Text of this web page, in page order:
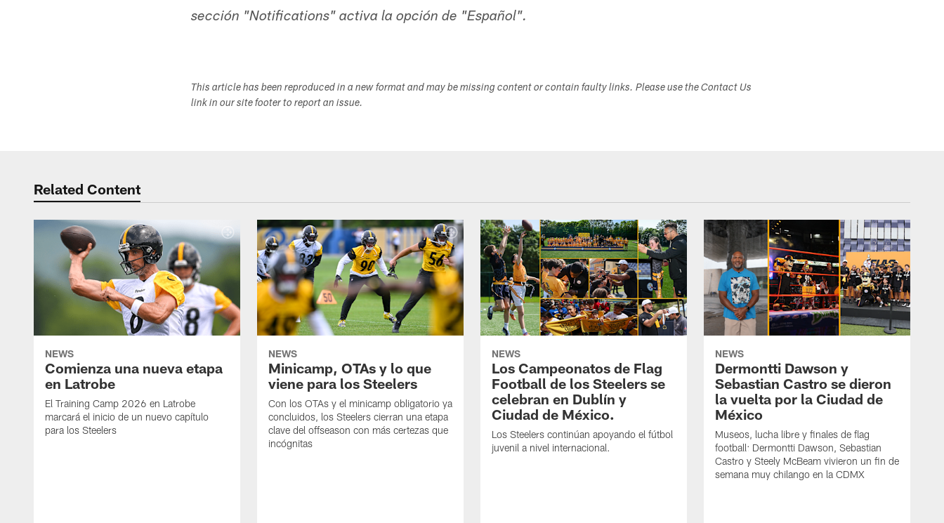
sección "Notifications" activa la opción de "Español".
This article has been reproduced in a new format and may be missing content or contain faulty links. Please use the Contact Us
link in our site footer to report an issue.
Related Content
NEWS
Comienza una nueva etapa
en Latrobe
El Training Camp 2026 en Latrobe
marcará el inicio de un nuevo capítulo
para los Steelers
NEWS
Minicamp, OTAs y lo que
viene para los Steelers
Con los OTAs y el minicamp obligatorio ya
concluidos, los Steelers cierran una etapa
clave del offseason con más certezas que
incógnitas
NEWS
Los Campeonatos de Flag
Football de los Steelers se
celebran en Dublín y
Ciudad de México.
Los Steelers continúan apoyando el fútbol
juvenil a nivel internacional.
NEWS
Dermontti Dawson y
Sebastian Castro se dieron
la vuelta por la Ciudad de
México
Museos, lucha libre y finales de flag
football: Dermontti Dawson, Sebastian
Castro y Steely McBeam vivieron un fin de
semana muy chilango en la CDMX